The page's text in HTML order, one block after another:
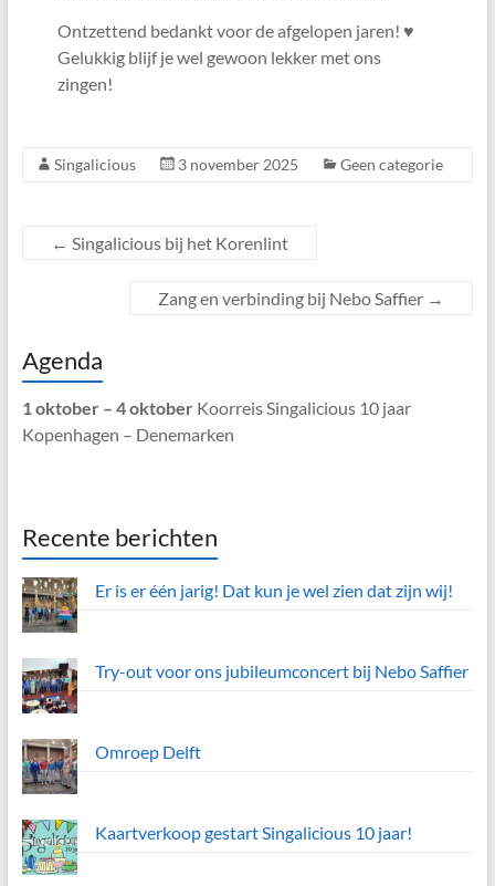
Ontzettend bedankt voor de afgelopen jaren! ♥️
Gelukkig blijf je wel gewoon lekker met ons
zingen!
Singalicious 3 november 2025 Geen categorie
← Singalicious bij het Korenlint
Zang en verbinding bij Nebo Saffier →
Agenda
1 oktober – 4 oktoberKoorreis Singalicious 10 jaar
Kopenhagen – Denemarken
Recente berichten
Er is er één jarig! Dat kun je wel zien dat zijn wij!
Try-out voor ons jubileumconcert bij Nebo Saffier
Omroep Delft
Kaartverkoop gestart Singalicious 10 jaar!